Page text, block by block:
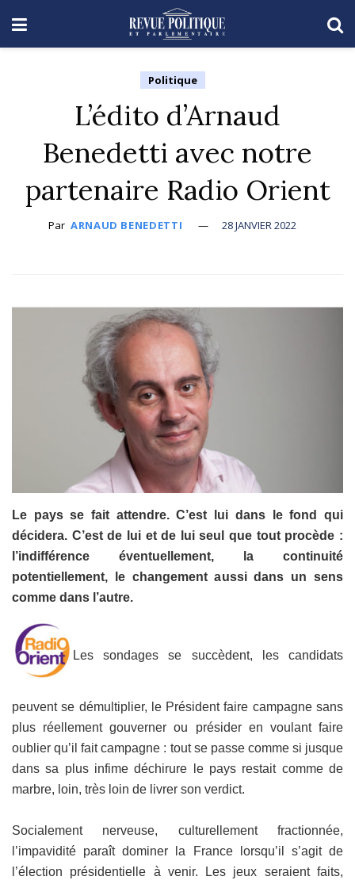
Politique
L’édito d’Arnaud
Benedetti avec notre
partenaire Radio Orient
Par ARNAUD BENEDETTI 28 JANVIER 2022
Le pays se fait attendre. C’est lui dans le fond qui
décidera. C’est de lui et de lui seul que tout procède :
l’indifférence éventuellement, la continuité
potentiellement, le changement aussi dans un sens
comme dans l’autre.
Les sondages se succèdent, les candidats
peuvent se démultiplier, le Président faire campagne sans
plus réellement gouverner ou présider en voulant faire
oublier qu’il fait campagne : tout se passe comme si jusque
dans sa plus infime déchirure le pays restait comme de
marbre, loin, très loin de livrer son verdict.
Socialement nerveuse, culturellement fractionnée,
l’impavidité paraît dominer la France lorsqu’il s’agit de
l’élection présidentielle à venir. Les jeux seraient faits,